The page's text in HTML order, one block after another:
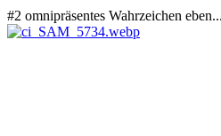
#2 omnipräsentes Wahrzeichen eben...